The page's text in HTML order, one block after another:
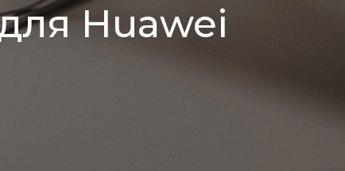
Huawei